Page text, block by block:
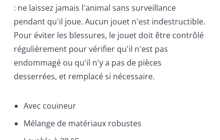
: ne laissez jamais l'animal sans surveillance
pendant qu'il joue. Aucun jouet n'est indestructible.
Pour éviter les blessures, le jouet doit être contrôlé
régulièrement pour vérifier qu'il n'est pas
endommagé ou qu'il n'y a pas de pièces
desserrées, et remplacé si nécessaire.
Avec couineur
Mélange de matériaux robustes